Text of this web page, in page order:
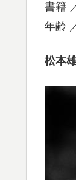
書籍
年齢
松本